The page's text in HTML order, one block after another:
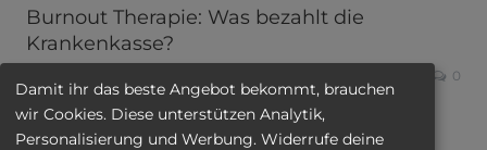
Burnout Therapie: Was bezahlt die
Krankenkasse?
0
Bei einem Burnout werden die Kosten für die Therapie oft
von der Krankenkasse übernommen, allerdings gilt es
Damit ihr das beste Angebot bekommt, brauchen
wir Cookies. Diese unterstützen Analytik,
Personalisierung und Werbung. Widerrufe deine